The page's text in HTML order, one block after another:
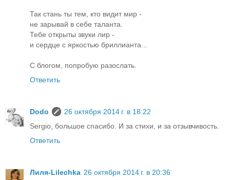
Так стань ты тем, кто видит мир -
не зарывай в себе таланта.
Тебе открыты звуки лир -
и сердце с яркостью бриллианта...
С блогом, попробую разослать.
Ответить
Dodo
26 октября 2014 г. в 18:22
Sergio, большое спасибо. И за стихи, и за отзывчивость.
Ответить
Лиля-Lilechka 26 октября 2014 г. в 20:36